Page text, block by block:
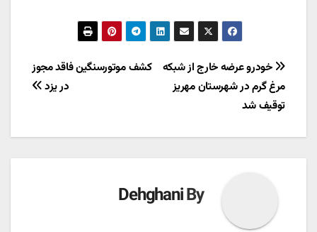
راهبری
نوشته
کشف موتورسنگین فاقد مجوز
در يزد
خودرو عرضه خارج از شبکه
مرغ گرم در شهرستان مهریز
توقیف شد
By
Dehghani